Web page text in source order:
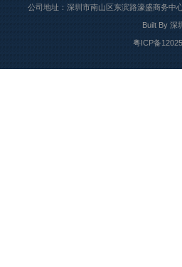
公司地址：深圳市南山区东滨路濠盛商务中
Built By 深
粤ICP备